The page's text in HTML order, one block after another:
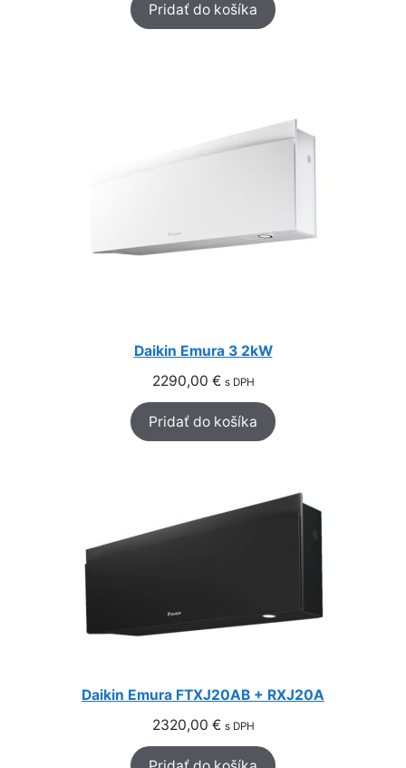
Pridať do košíka
Daikin Emura 3 2kW
2290,00 € s DPH
Pridať do košíka
Daikin Emura FTXJ20AB + RXJ20A
2320,00 € s DPH